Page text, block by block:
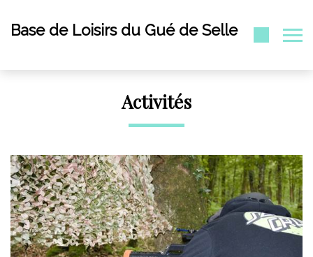
Base de Loisirs du Gué de Selle
Activités